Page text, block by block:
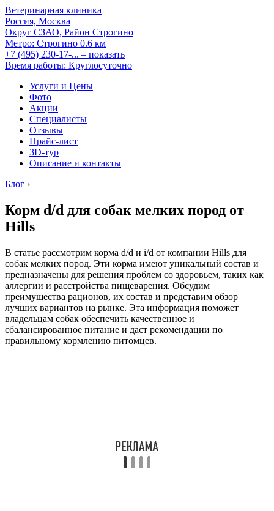
Ветеринарная клиника
Россия, Москва
Округ СЗАО, Район Строгино
Метро: Строгино 0.6 км
+7 (495) 230-17-... – показать
Время работы: Круглосуточно
Услуги и Цены
Фото
Акции
Специалисты
Отзывы
Прайс-лист
3D-тур
Описание и контакты
Блог ›
Корм d/d для собак мелких пород от
Hills
В статье рассмотрим корма d/d и i/d от компании Hills для
собак мелких пород. Эти корма имеют уникальный состав и
предназначены для решения проблем со здоровьем, таких как
аллергии и расстройства пищеварения. Обсудим
преимущества рационов, их состав и представим обзор
лучших вариантов на рынке. Эта информация поможет
владельцам собак обеспечить качественное и
сбалансированное питание и даст рекомендации по
правильному кормлению питомцев.